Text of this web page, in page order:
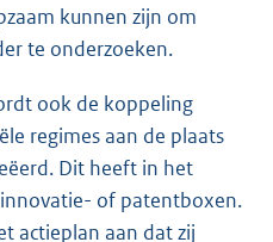
kunnen zijn om
te onderzoeken.
ook de koppeling
regimes aan de plaats
Dit heeft in het
of patentboxen.
actieplan aan dat zij